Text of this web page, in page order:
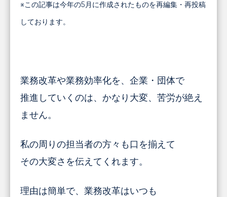
※この記事は今年の5月に作成されたものを再編集・再投稿
しております。
業務改革や業務効率化を、企業・団体で
推進していくのは、かなり大変、苦労が絶え
ません。
私の周りの担当者の方々も口を揃えて
その大変さを伝えてくれます。
理由は簡単で、業務改革はいつも